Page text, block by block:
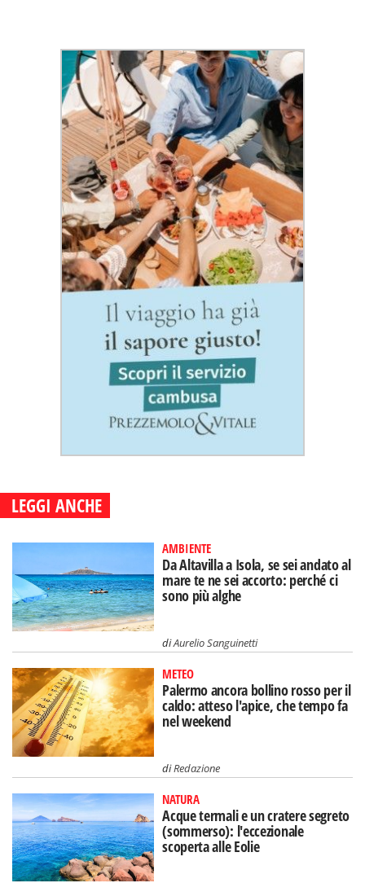
LEGGI ANCHE
AMBIENTE
Da Altavilla a Isola, se sei andato al
mare te ne sei accorto: perché ci
sono più alghe
diAurelio Sanguinetti
METEO
Palermo ancora bollino rosso per il
caldo: atteso l'apice, che tempo fa
nel weekend
diRedazione
NATURA
Acque termali e un cratere segreto
(sommerso): l'eccezionale
scoperta alle Eolie